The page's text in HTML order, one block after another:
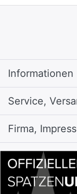
Informationen
Service,
Firma,